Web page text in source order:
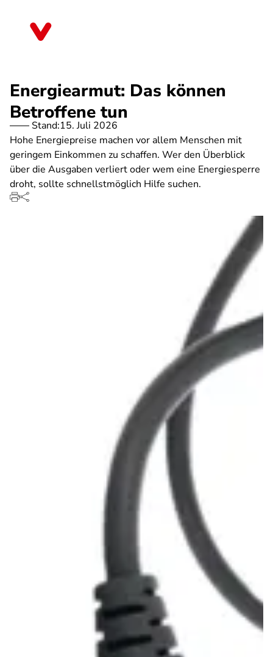
Energiearmut: Das können
Betroffene tun
Stand:15. Juli 2026
Hohe Energiepreise machen vor allem Menschen mit
geringem Einkommen zu schaffen. Wer den Überblick
über die Ausgaben verliert oder wem eine Energiesperre
droht, sollte schnellstmöglich Hilfe suchen.